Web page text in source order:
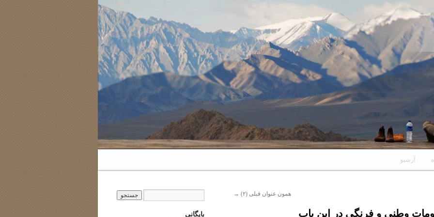
آرشیو
همون عنوان قبلی (۲) →
وطنی و فرنگی در این باب بایگانی